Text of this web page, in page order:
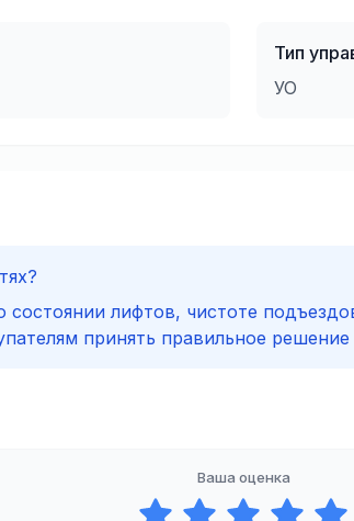
Тип
УО
лифтов, чистоте
принять правильное решение
Ваша оценка